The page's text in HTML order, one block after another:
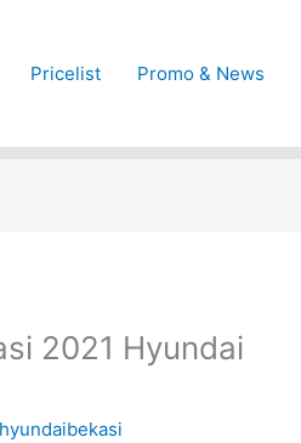
Pricelist Promo & News
2021 Hyundai
hyundaibekasi